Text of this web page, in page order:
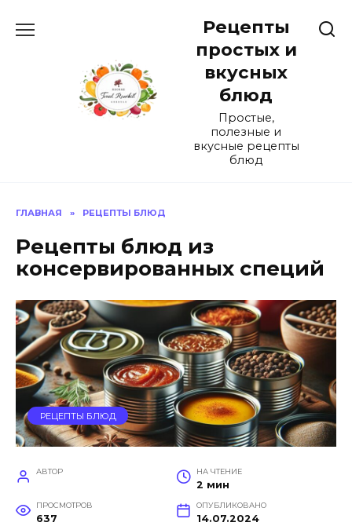
Рецепты
простых и
вкусных
блюд
Простые,
полезные и
вкусные рецепты
блюд
ГЛАВНАЯ » РЕЦЕПТЫ БЛЮД
Рецепты блюд из
консервированных специй
РЕЦЕПТЫ БЛЮД
АВТОР НА ЧТЕНИЕ
2 мин
ПРОСМОТРОВ
637
ОПУБЛИКОВАНО
14.07.2024